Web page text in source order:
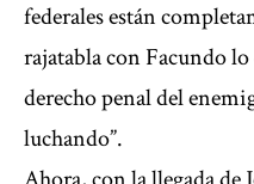
federales están
rajatabla con Facundo
derecho penal del
luchando”.